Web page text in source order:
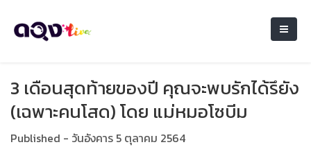
3 เดือนสุดท้ายของปี คุณจะพบรักได้รึยัง
(เฉพาะคนโสด) โดย แม่หมอโซบีม
Published - วันอังคาร 5 ตุลาคม 2564